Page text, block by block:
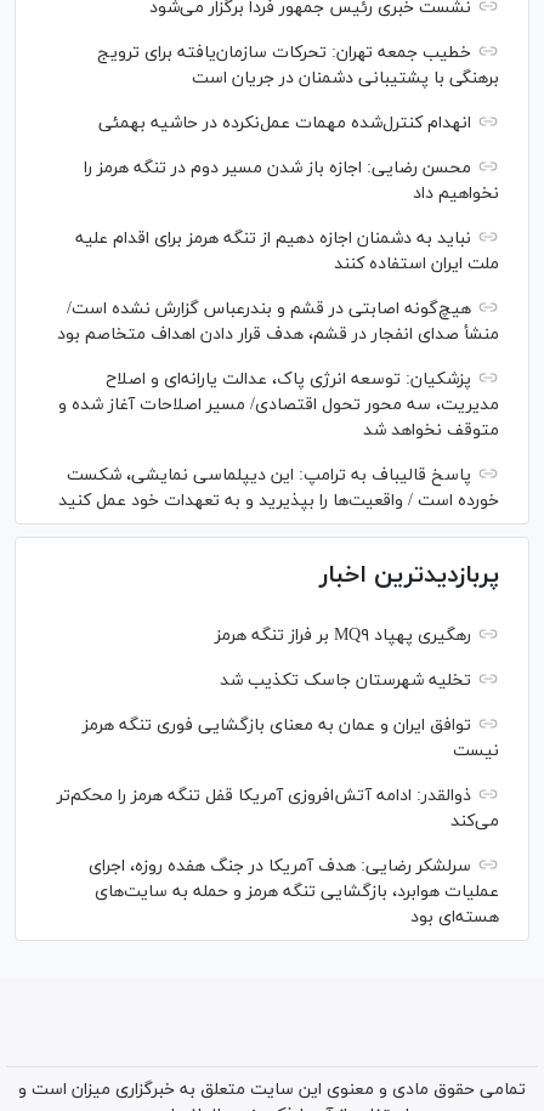
نشست خبری رئیس‌ جمهور فردا برگزار می‌شود
خطیب جمعه تهران: تحرکات سازمان‌یافته برای ترویج
برهنگی با پشتیبانی دشمنان در جریان است
انهدام کنترل‌شده مهمات عمل‌نکرده در حاشیه بهمئی
محسن رضایی: اجازه باز شدن مسیر دوم در تنگه هرمز را
نخواهیم داد
نباید به دشمنان اجازه دهیم از تنگه هرمز برای اقدام علیه
ملت ایران استفاده کنند
هیچ‌گونه اصابتی در قشم و بندرعباس گزارش نشده است/
منشأ صدای انفجار در قشم، هدف قرار دادن اهداف متخاصم بود
پزشکیان: توسعه انرژی پاک، عدالت یارانه‌ای و اصلاح
مدیریت، سه محور تحول اقتصادی/ مسیر اصلاحات آغاز شده و
متوقف نخواهد شد
پاسخ قالیباف به ترامپ: این دیپلماسی نمایشی، شکست
خورده است / واقعیت‌ها را بپذیرید و به تعهدات خود عمل کنید
پربازدیدترین اخبار
رهگیری پهپاد MQ۹ بر فراز تنگه هرمز
تخلیه شهرستان جاسک تکذیب شد
توافق ایران و عمان به معنای بازگشایی فوری تنگه هرمز
نیست
ذوالقدر: ادامه آتش‌افروزی آمریکا قفل تنگه هرمز را محکم‌تر
می‌کند
سرلشکر رضایی: هدف آمریکا در جنگ هفده روزه، اجرای
عملیات هوابرد، بازگشایی تنگه هرمز و حمله به سایت‌های
هسته‌ای بود
تمامی حقوق مادی و معنوی این سایت متعلق به خبرگزاری میزان است و